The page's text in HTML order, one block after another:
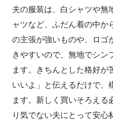
夫の服装は、白シャツや無
ャツなど、ふだん着の中か
の主張が強いものや、ロゴ
きやすいので、無地でシン
ます。きちんとした格好
いいよ」と伝えるだけで、
ます。新しく買いそろえ
り気でない夫にとって安心